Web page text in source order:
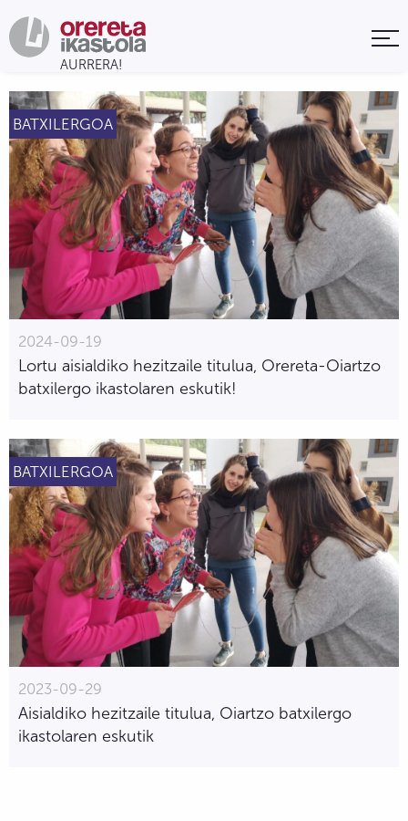
BATXILERGOA
2024-09-19
Lortu aisialdiko hezitzaile titulua, Orereta-Oiartzo
batxilergo ikastolaren eskutik!
BATXILERGOA
2023-09-29
Aisialdiko hezitzaile titulua, Oiartzo batxilergo
ikastolaren eskutik